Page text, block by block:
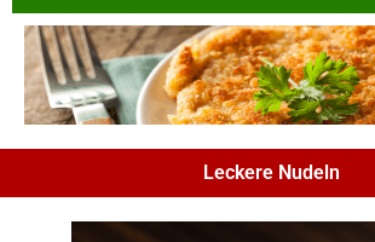
Leckere Nudeln